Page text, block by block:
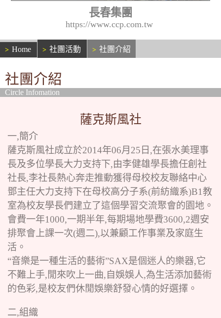
長春集團
https://www.ccp.com.tw
Home 社團活動 社團介紹
社團介紹
Circle Infomation
薩克斯風社
一,簡介
薩克斯風社成立於2014年06月25日,在張水美理事
長及多位學長大力支持下,由李健雄學長擔任創社
社長,李社長熱心奔走推動獲得母校校友聯絡中心
鄧主任大力支持下在母校高分子系(前紡織系)B1教
室為校友學長們建立了這個學習交流聚會的園地。
會費一年1000,一期半年,每期場地學費3600,2週安
排聚會上課一次(週二),以兼顧工作事業及家庭生
活。
“音樂是一種生活的藝術”SAX是個迷人的樂器,它
不難上手,閒來吹上一曲,自娛娛人,為生活添加藝術
的色彩,是校友們休閒娛樂舒發心情的好選擇。
二,組織